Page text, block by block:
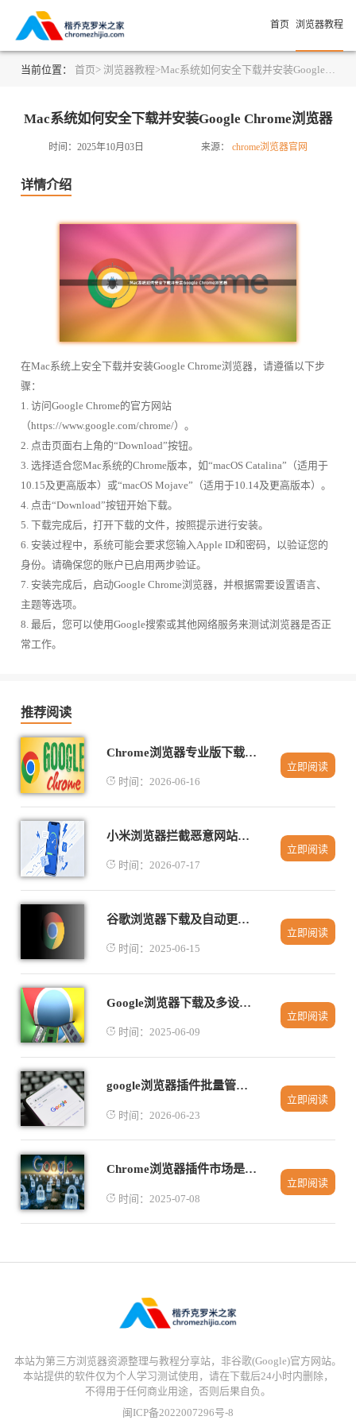
首页 浏览器教程
当前位置： 首页> 浏览器教程>Mac系统如何安全下载并安装Google Chrome浏览器
Mac系统如何安全下载并安装Google Chrome浏览器
时间：2025年10月03日 来源： chrome浏览器官网
详情介绍
在Mac系统上安全下载并安装Google Chrome浏览器，请遵循以下步
骤：
1. 访问Google Chrome的官方网站
（https://www.google.com/chrome/）。
2. 点击页面右上角的“Download”按钮。
3. 选择适合您Mac系统的Chrome版本，如“macOS Catalina”（适用于
10.15及更高版本）或“macOS Mojave”（适用于10.14及更高版本）。
4. 点击“Download”按钮开始下载。
5. 下载完成后，打开下载的文件，按照提示进行安装。
6. 安装过程中，系统可能会要求您输入Apple ID和密码，以验证您的
身份。请确保您的账户已启用两步验证。
7. 安装完成后，启动Google Chrome浏览器，并根据需要设置语言、
主题等选项。
8. 最后，您可以使用Google搜索或其他网络服务来测试浏览器是否正
常工作。
推荐阅读
Chrome浏览器专业版下载安装全流程
时间：2026-06-16
立即阅读
小米浏览器拦截恶意网站自动弹窗安全防护全开启
时间：2026-07-17
立即阅读
谷歌浏览器下载及自动更新功能详解
时间：2025-06-15
立即阅读
Google浏览器下载及多设备同步详细步骤
时间：2025-06-09
立即阅读
google浏览器插件批量管理实用教程
时间：2026-06-23
立即阅读
Chrome浏览器插件市场是否安全可靠
时间：2025-07-08
立即阅读
本站为第三方浏览器资源整理与教程分享站，非谷歌(Google)官方网站。
本站提供的软件仅为个人学习测试使用，请在下载后24小时内删除，
不得用于任何商业用途，否则后果自负。
闽ICP备2022007296号-8